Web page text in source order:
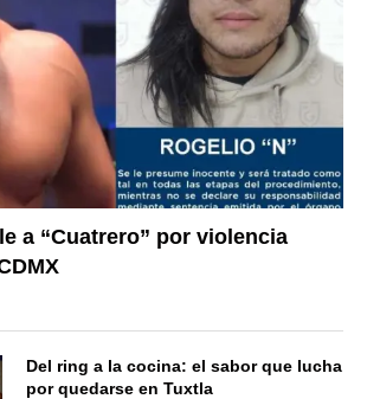
a “Cuatrero” por violencia
Del ring a la cocina: el sabor que lucha
por quedarse en Tuxtla